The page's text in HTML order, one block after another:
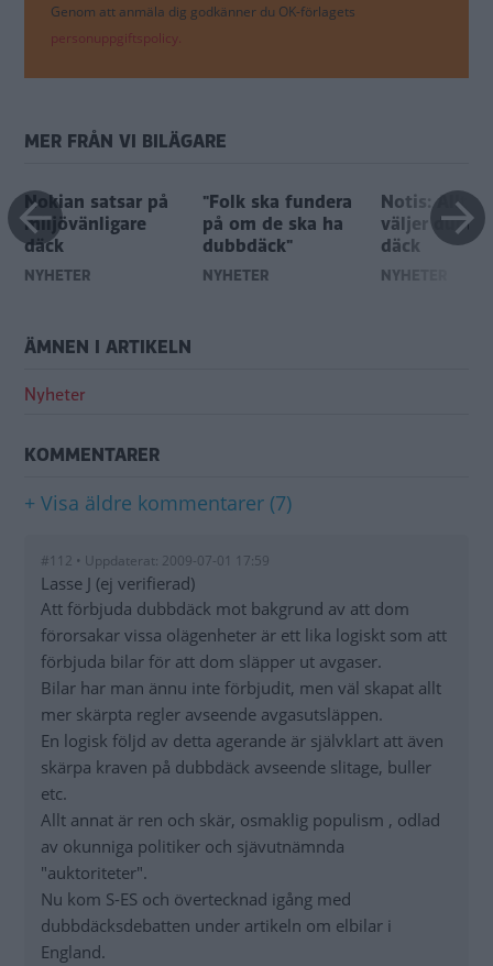
Genom att anmäla dig godkänner du OK-förlagets
personuppgiftspolicy.
MER FRÅN VI BILÄGARE
Nokian satsar på
miljövänligare
däck
NYHETER
"Folk ska fundera
på om de ska ha
dubbdäck"
NYHETER
Notis: Allt
väljer
däck
NYHETER
ÄMNEN I ARTIKELN
Nyheter
KOMMENTARER
+ Visa äldre kommentarer (7)
#112 • Uppdaterat: 2009-07-01 17:59
Lasse J (ej verifierad)
Att förbjuda dubbdäck mot bakgrund av att dom
förorsakar vissa olägenheter är ett lika logiskt som att
förbjuda bilar för att dom släpper ut avgaser.
Bilar har man ännu inte förbjudit, men väl skapat allt
mer skärpta regler avseende avgasutsläppen.
En logisk följd av detta agerande är självklart att även
skärpa kraven på dubbdäck avseende slitage, buller
etc.
Allt annat är ren och skär, osmaklig populism , odlad
av okunniga politiker och sjävutnämnda
"auktoriteter".
Nu kom S-ES och övertecknad igång med
dubbdäcksdebatten under artikeln om elbilar i
England.